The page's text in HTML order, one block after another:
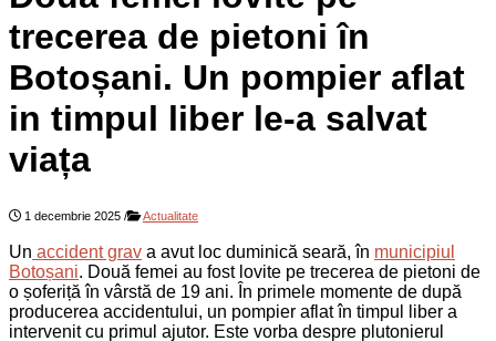
trecerea de pietoni în
Botoșani. Un pompier aflat
in timpul liber le-a salvat
viața
1 decembrie 2025 / Actualitate
Un accident grav a avut loc duminică seară, în municipiul
Botoșani. Două femei au fost lovite pe trecerea de pietoni de
o șoferiță în vârstă de 19 ani. În primele momente de după
producerea accidentului, un pompier aflat în timpul liber a
intervenit cu primul ajutor. Este vorba despre plutonierul